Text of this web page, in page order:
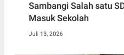
Sambangi Salah satu
Masuk Sekolah
Juli 13, 2026